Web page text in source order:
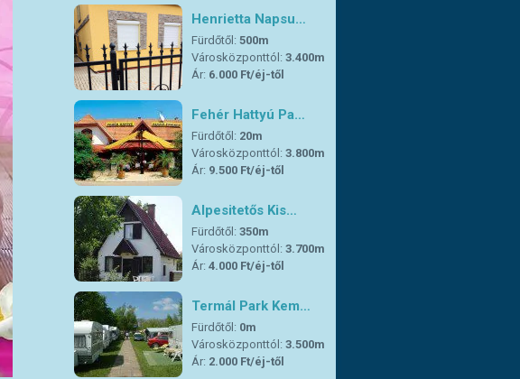
Henrietta Napsu…
Fürdőtől: 500m
Városközponttól: 3.400m
Ár: 6.000 Ft/éj-től
Fehér Hattyú Pa…
Fürdőtől: 20m
Városközponttól: 3.800m
Ár: 9.500 Ft/éj-től
Alpesitetős Kis…
Fürdőtől: 350m
Városközponttól: 3.700m
Ár: 4.000 Ft/éj-től
Termál Park Kem…
Fürdőtől: 0m
Városközponttól: 3.500m
Ár: 2.000 Ft/éj-től